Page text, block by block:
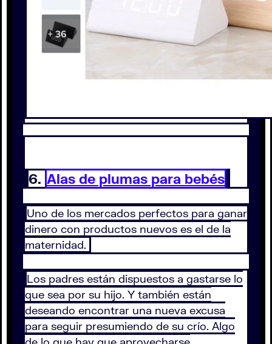
6. Alas de plumas para bebés
Uno de los mercados perfectos para ganar
dinero con productos nuevos es el de la
maternidad.
Los padres están dispuestos a gastarse lo
que sea por su hijo. Y también están
deseando encontrar una nueva excusa
para seguir presumiendo de su crío. Algo